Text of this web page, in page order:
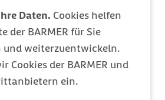
Daten. Cookies helfen
der BARMER für Sie
und weiterzuentwickeln.
Cookies der BARMER und
ein.
und
bei
Blood Managements
die aktuelle